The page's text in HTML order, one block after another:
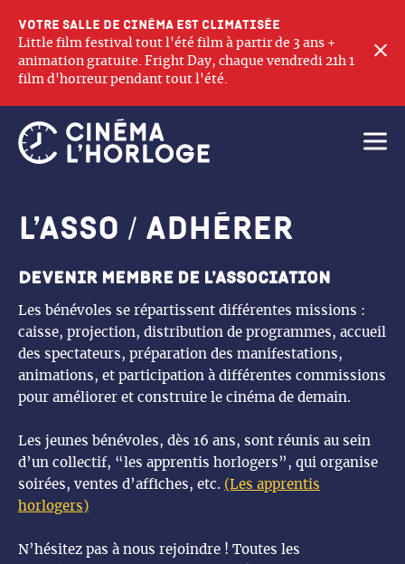
Votre salle de cinéma est climatisée
Little film festival tout l'été film à partir de 3 ans +
animation gratuite. Fright Day, chaque vendredi 21h 1
film d'horreur pendant tout l'été.
L’asso / adhérer
Devenir membre de l’association
Les bénévoles se répartissent différentes missions :
caisse, projection, distribution de programmes, accueil
des spectateurs, préparation des manifestations,
animations, et participation à différentes commissions
pour améliorer et construire le cinéma de demain.
Les jeunes bénévoles, dès 16 ans, sont réunis au sein
d’un collectif, “les apprentis horlogers”, qui organise
soirées, ventes d’affiches, etc. (Les apprentis
horlogers )
N’hésitez pas à nous rejoindre ! Toutes les